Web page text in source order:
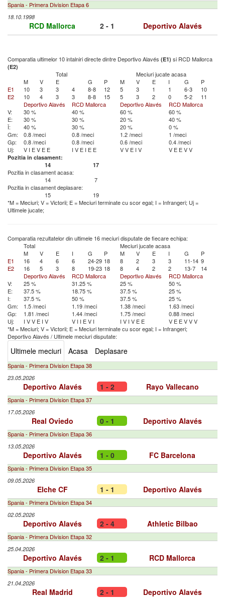
Spania - Primera Division Etapa 6
18.10.1998
RCD Mallorca 2 - 1 Deportivo Alavés
Comparatia ultimelor 10 intalniri directe dintre Deportivo Alavés (E1) si RCD Mallorca
(E2)
Total
Meciuri jucate acasa
M
V E G P M V E I G
P
E1
10 3 3 4 8-8 12 5 3 1 1 6-3
10
E2
10 4 3 3 8-8 15 5 3 2 0 5-2
11
Deportivo Alavés
RCD Mallorca Deportivo Alavés
RCD Mallorca
V:
30 % 40 % 60 %
60 %
E:
30 % 30 % 20 %
40 %
Î:
40 % 30 % 20 %
0 %
Gm:
0.8 /meci 0.8 /meci 1.2 /meci
1 /meci
Gp:
0.8 /meci 0.8 /meci 0.6 /meci
0.4 /meci
Uj:
V I EV E E I V E I E E VV E I V V E EVV
Pozitia in clasament:
14
17
Pozitia in clasament acasa:
14
7
Pozitia in clasament deplasare:
15
19
*M = Meciuri; V = Victorii; E = Meciuri terminate cu scor egal; I = Infrangeri; Uj =
Ultimele jucate;
Comparatia rezultatelor din ultimele 16 meciuri disputate de fiecare echipa:
Total
Meciuri jucate acasa
M
V E I G P M V E I G
P
E1
16 4 6 6 24-29 18 8 2 3 3 11-14 9
E2
16 5 3 8 19-23 18 8 4 2 2 13-7
14
Deportivo Alavés
RCD Mallorca Deportivo Alavés
RCD Mallorca
V:
25 % 31.25 % 25 %
50 %
E:
37.5 % 18.75 % 37.5 %
25 %
I:
37.5 % 50 % 37.5 %
25 %
Gm:
1.5 /meci 1.19 /meci 1.38 /meci
1.63 /meci
Gp:
1.81 /meci 1.44 /meci 1.75 /meci
0.88 /meci
Uj:
I VV E I V V I I EV I I V I V E E V E EVVV
*M = Meciuri; V = Victorii; E = Meciuri terminate cu scor egal; I = Infrangeri;
Deportivo Alavés / Ultimele meciuri disputate:
Ultimele meciuri Acasa Deplasare
Spania - Primera Division Etapa 38
23.05.2026
Deportivo Alavés 1 - 2 Rayo Vallecano
Spania - Primera Division Etapa 37
17.05.2026
Real Oviedo 0 - 1 Deportivo Alavés
Spania - Primera Division Etapa 36
13.05.2026
Deportivo Alavés 1 - 0 FC Barcelona
Spania - Primera Division Etapa 35
09.05.2026
Elche CF 1 - 1 Deportivo Alavés
Spania - Primera Division Etapa 34
02.05.2026
Deportivo Alavés 2 - 4 Athletic Bilbao
Spania - Primera Division Etapa 32
25.04.2026
Deportivo Alavés 2 - 1 RCD Mallorca
Spania - Primera Division Etapa 33
21.04.2026
Real Madrid 2 - 1 Deportivo Alavés